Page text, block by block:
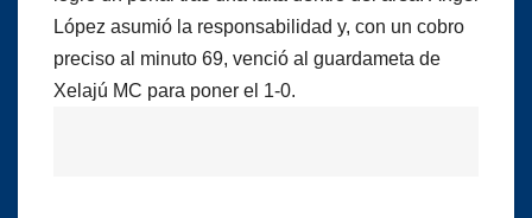
López asumió la responsabilidad y, con un cobro
preciso al minuto 69, venció al guardameta de
Xelajú MC para poner el 1-0.